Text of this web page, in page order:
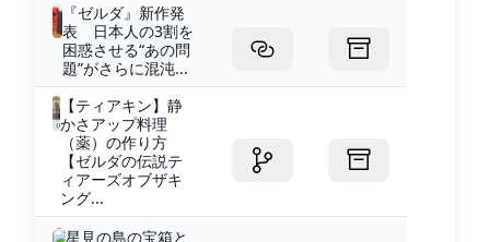
『ゼルダ』新作発
表 日本人の3割を
困惑させる“あの問
題”がさらに混沌...
【ティアキン】静
かさアップ料理
（薬）の作り方
【ゼルダの伝説テ
ィアーズオブザキ
ング...
星見の島の宝箱と